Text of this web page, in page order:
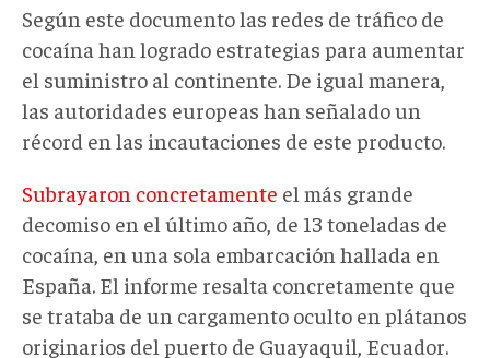
Según este documento las redes de tráfico de
cocaína han logrado estrategias para aumentar
el suministro al continente. De igual manera,
las autoridades europeas han señalado un
récord en las incautaciones de este producto.
Subrayaron concretamente el más grande
decomiso en el último año, de 13 toneladas de
cocaína, en una sola embarcación hallada en
España. El informe resalta concretamente que
se trataba de un cargamento oculto en plátanos
originarios del puerto de Guayaquil, Ecuador.